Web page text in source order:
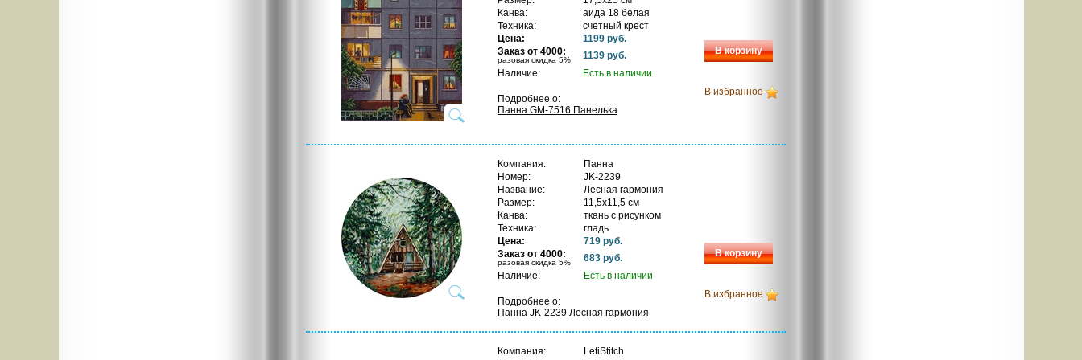
Канва:
аида 18 белая
Техника:
счетный крест
В корзину
Цена:
1199 руб.
Заказ от 4000:
разовая скидка 5%
1139 руб.
Наличие:
Есть в наличии
В избранное
Подробнее о:
Панна GM-7516 Панелька
Компания:
Панна
Номер:
JK-2239
Название:
Лесная гармония
Размер:
11,5х11,5 см
Канва:
ткань с рисунком
Техника:
гладь
В корзину
Цена:
719 руб.
Заказ от 4000:
разовая скидка 5%
683 руб.
Наличие:
Есть в наличии
В избранное
Подробнее о:
Панна JK-2239 Лесная гармония
Компания:
LetiStitch